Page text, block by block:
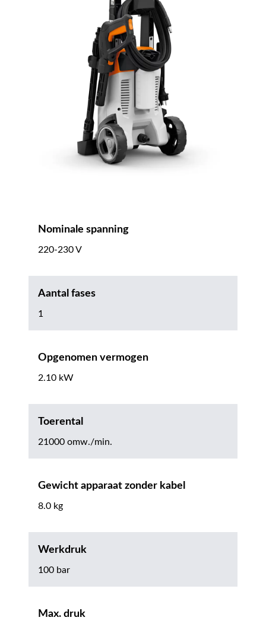
Nominale spanning
220-230 V
Aantal fases
1
Opgenomen vermogen
2.10 kW
Toerental
21000 omw./min.
Gewicht apparaat zonder kabel
8.0 kg
Werkdruk
100 bar
Max. druk